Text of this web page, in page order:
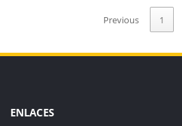
Previous 1
ENLACES